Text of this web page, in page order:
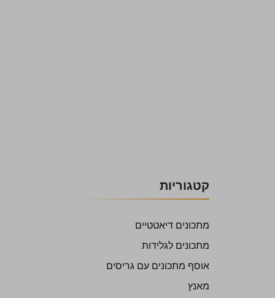
קטגוריות
מתכונים דיאטטיים
מתכונים לגלידות
אוסף מתכונים עם גריסים
מאנץ